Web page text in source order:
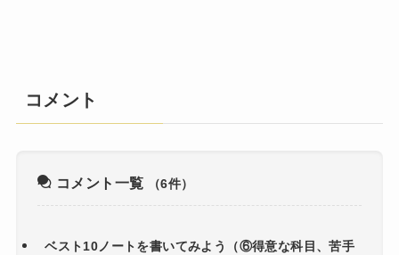
コメント
コメント一覧 （6件）
ベスト10ノートを書いてみよう（⑥得意な科目、苦手